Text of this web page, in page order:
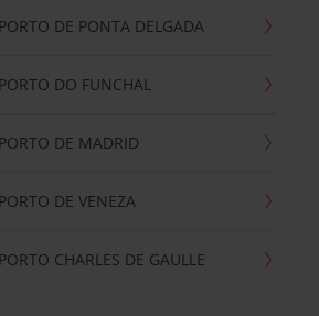
DE PONTA DELGADA
DO FUNCHAL
DE MADRID
DE VENEZA
CHARLES DE GAULLE